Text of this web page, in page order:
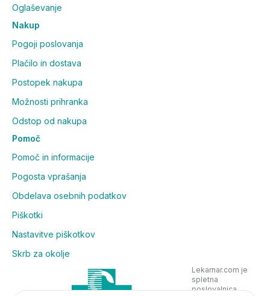
Oglaševanje
Nakup
Pogoji poslovanja
Plačilo in dostava
Postopek nakupa
Možnosti prihranka
Odstop od nakupa
Pomoč
Pomoč in informacije
Pogosta vprašanja
Obdelava osebnih podatkov
Piškotki
Nastavitve piškotkov
Skrb za okolje
Lekarnar.com je
spletna
poslovalnica